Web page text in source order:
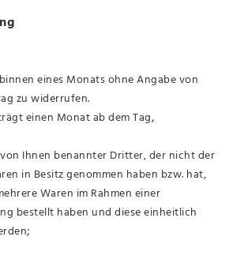
eines Monats ohne Angabe von
zu widerrufen.
einen Monat ab dem Tag,
Ihnen benannter Dritter, der nicht der
in Besitz genommen haben bzw. hat,
Waren im Rahmen einer
bestellt haben und diese einheitlich
;